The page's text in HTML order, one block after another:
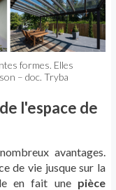
formes. Elles
– doc. Tryba
l'espace de
avantages.
de vie jusque sur la
en fait une pièce